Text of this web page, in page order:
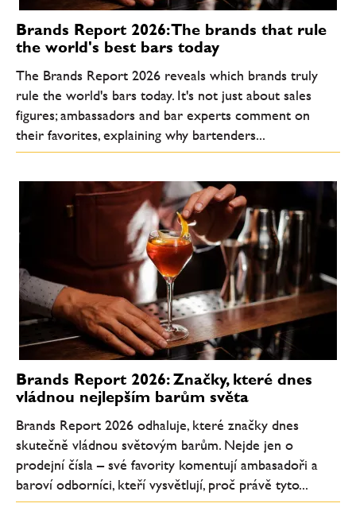
Brands Report 2026: The brands that rule
the world's best bars today
The Brands Report 2026 reveals which brands truly
rule the world's bars today. It's not just about sales
figures; ambassadors and bar experts comment on
their favorites, explaining why bartenders...
Brands Report 2026: Značky, které dnes
vládnou nejlepším barům světa
Brands Report 2026 odhaluje, které značky dnes
skutečně vládnou světovým barům. Nejde jen o
prodejní čísla – své favority komentují ambasadoři a
baroví odborníci, kteří vysvětlují, proč právě tyto...